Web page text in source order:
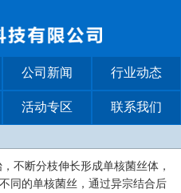
公司新闻 行业动态
活动专区 联系我们
不断分枝伸长形成单核菌丝体，
同的单核菌丝，通过异宗结合后